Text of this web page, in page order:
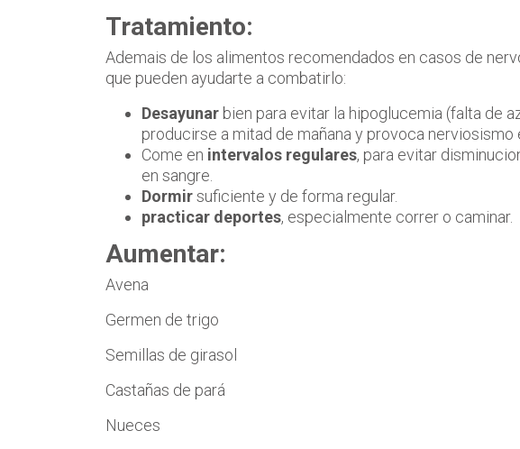
Tratamiento:
Ademais de los alimentos recomendados en casos de
que pueden ayudarte a combatirlo:
Desayunar bien para evitar la hipoglucemia (falta de
producirse a mitad de mañana y provoca nerviosismo
Come en intervalos regulares, para evitar
en sangre.
Dormirsuficiente y de forma regular.
practicar deportes, especialmente correr o caminar.
Aumentar:
Avena
Germen de trigo
Semillas de girasol
Castañas de pará
Nueces